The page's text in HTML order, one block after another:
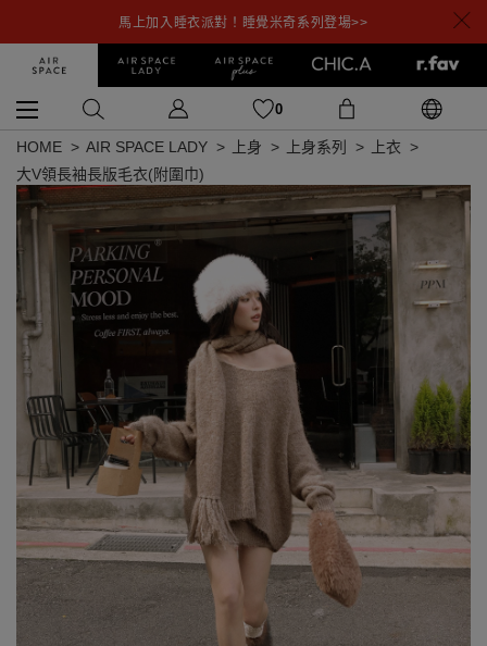
馬上加入睡衣派對！睡覺米奇系列登場>>
0
HOME AIR SPACE LADY 上身 上身系列
上衣
大V領長袖長版毛衣(附圍巾)